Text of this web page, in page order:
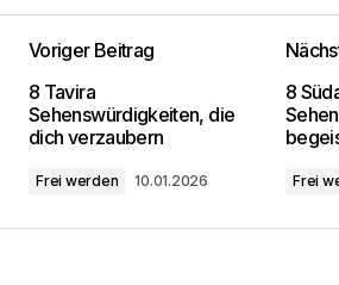
Deine E-Mail-Adresse wird nicht
veröffentlicht.
Erforderliche
markiert
Kommentar*
Voriger Beitrag
8 Tavira
Sehenswürdigkeiten, die
dich verzaubern
Frei werden 10.01.2026
8
Frei